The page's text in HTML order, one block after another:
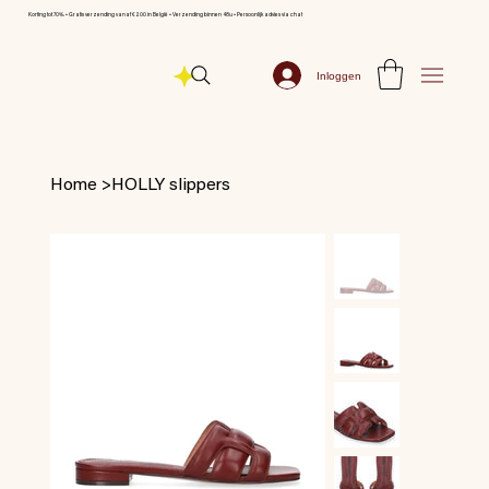
Korting tot 70% ⦁ Gratis verzending vanaf € 200 in België ⦁ Verzending binnen 48u ⦁ Persoonlijk advies via chat
Inloggen
Home > HOLLY slippers